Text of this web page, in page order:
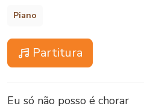
Piano
Partitura
Eu só não posso é chorar